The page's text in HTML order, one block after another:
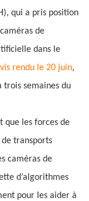
qui a pris position
de
dans le
rendu le 20 juin,
trois semaines du
que les forces de
transports
caméras de
d’algorithmes
pour les aider à